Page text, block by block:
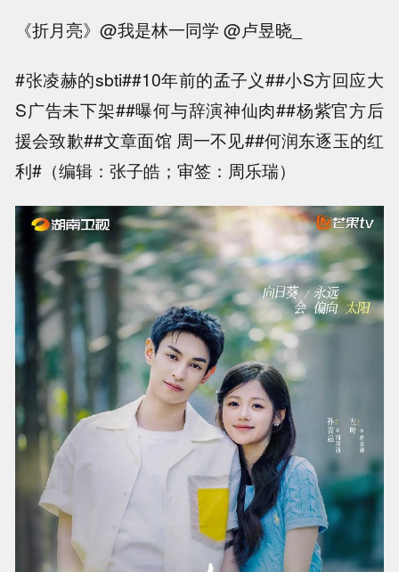
《折月亮》@我是林一同学 @卢昱晓_
#张凌赫的sbti##10年前的孟子义##小S方回应大
S广告未下架##曝何与辞演神仙肉##杨紫官方后
援会致歉##文章面馆 周一不见##何润东逐玉的红
利#（编辑：张子皓；审签：周乐瑞）